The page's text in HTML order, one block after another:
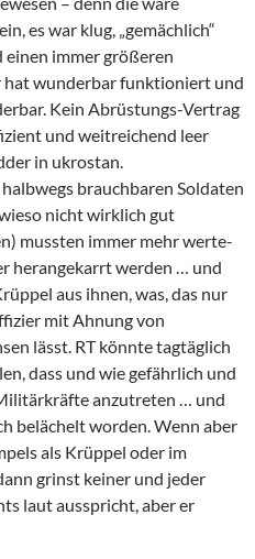
es war klug, „gemächlich“
immer größeren
hat wunderbar funktioniert und
Kein Abrüstungs-Vertrag
und weitreichend leer
in ukrostan.
brauchbaren Soldaten
nicht wirklich gut
mussten immer mehr werte-
herangekarrt werden … und
aus ihnen, was, das nur
mit Ahnung von
lässt. RT könnte tagtäglich
dass und wie gefährlich und
anzutreten … und
belächelt worden. Wenn aber
als Krüppel oder im
grinst keiner und jeder
laut ausspricht, aber er